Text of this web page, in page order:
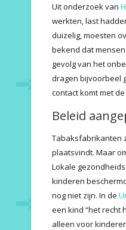
Uit onderzoek van
werkten, last
duizelig, moesten
bekend dat
gevolg van het
dragen bijvoorbeel
contact komt met
Beleid
Tabaksfabrikanten
plaatsvindt. Maar
Lokale
kinderen
nog niet zijn. In de
een kind “het recht
alleen voor